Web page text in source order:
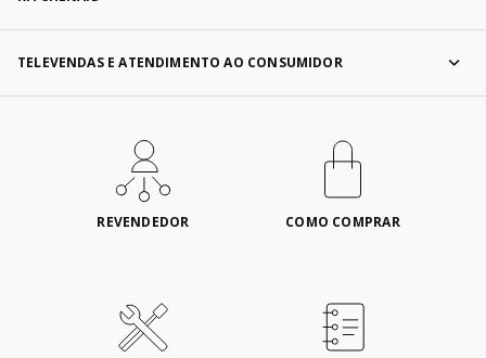
TELEVENDAS E ATENDIMENTO AO CONSUMIDOR
REVENDEDOR COMO COMPRAR